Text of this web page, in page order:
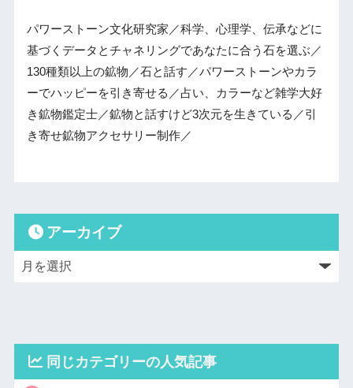
パワーストーン文化研究家／科学、心理学、伝承などに
基づくデータとチャネリングであなたに合う石を選ぶ／
130種類以上の鉱物／石と話す／パワーストーンやカラ
ーでハッピーを引き寄せる／占い、カラーなど雑学大好
き鉱物鑑定士／鉱物と話すけど3次元を生きている／引
き寄せ鉱物アクセサリー制作／
アーカイブ
同じカテゴリーの人気記事